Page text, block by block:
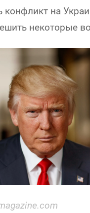
конфликт на
некоторые